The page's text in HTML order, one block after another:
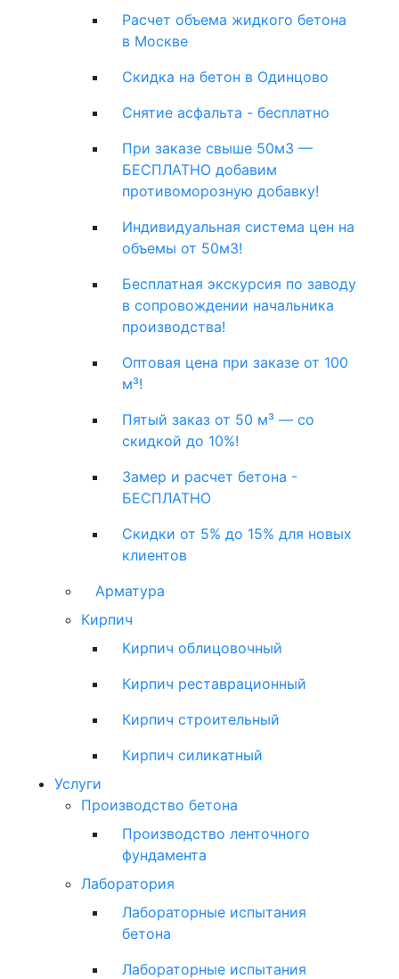
Расчет объема жидкого бетона
в Москве
Скидка на бетон в Одинцово
Снятие асфальта - бесплатно
При заказе свыше 50м3 —
БЕСПЛАТНО добавим
противоморозную добавку!
Индивидуальная система цен на
объемы от 50м3!
Бесплатная экскурсия по заводу
в сопровождении начальника
производства!
Оптовая цена при заказе от 100
м³!
Пятый заказ от 50 м³ — со
скидкой до 10%!
Замер и расчет бетона -
БЕСПЛАТНО
Скидки от 5% до 15% для новых
клиентов
Арматура
Кирпич
Кирпич облицовочный
Кирпич реставрационный
Кирпич строительный
Кирпич силикатный
Услуги
Производство бетона
Производство ленточного
фундамента
Лаборатория
Лабораторные испытания
бетона
Лабораторные испытания